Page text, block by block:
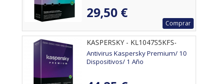
29,50 €
Comprar
KASPERSKY - KL1047S5KFS-
MSBES
Antivirus Kaspersky Premium/ 10
Dispositivos/ 1 Año